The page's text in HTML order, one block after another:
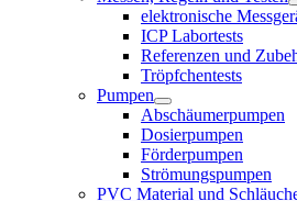
elektronische
ICP Labortests
Referenzen und
Tröpfchentests
Pumpen
Abschäumerpumpen
Dosierpumpen
Förderpumpen
Strömungspumpen
PVC Material und